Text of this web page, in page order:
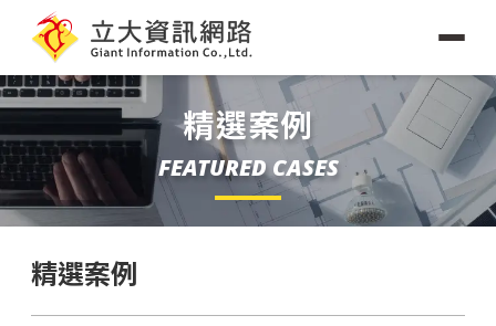
精選案例
FEATURED CASES
精選案例